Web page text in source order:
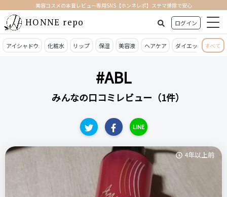
美容コスメの本音レビュー専用SNS【ホンネレポ】ステマ排除で安心
HONNE repo ログイン
アイシャドウ 化粧水 リップ 保湿 美容液 ヘアケア ダイエット 日焼
すべて
#ABL
みんなの口コミレビュー（1件）
LINE
4年以上前